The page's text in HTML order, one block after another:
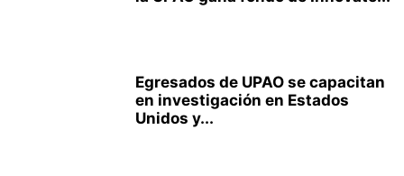
Egresados de UPAO se capacitan
en investigación en Estados
Unidos y...